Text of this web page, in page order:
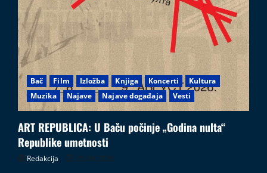
Bač Film Izložba Knjiga Koncerti
Kultura
Muzika
Najave Najave događaja Vesti
ART REPUBLICA: U Baču počinje „Godina nulta“
Republike umetnosti
Redakcija 05.08.2026